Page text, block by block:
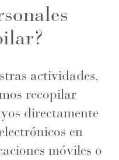
actividades,
recopilar
directamente
en
móviles o